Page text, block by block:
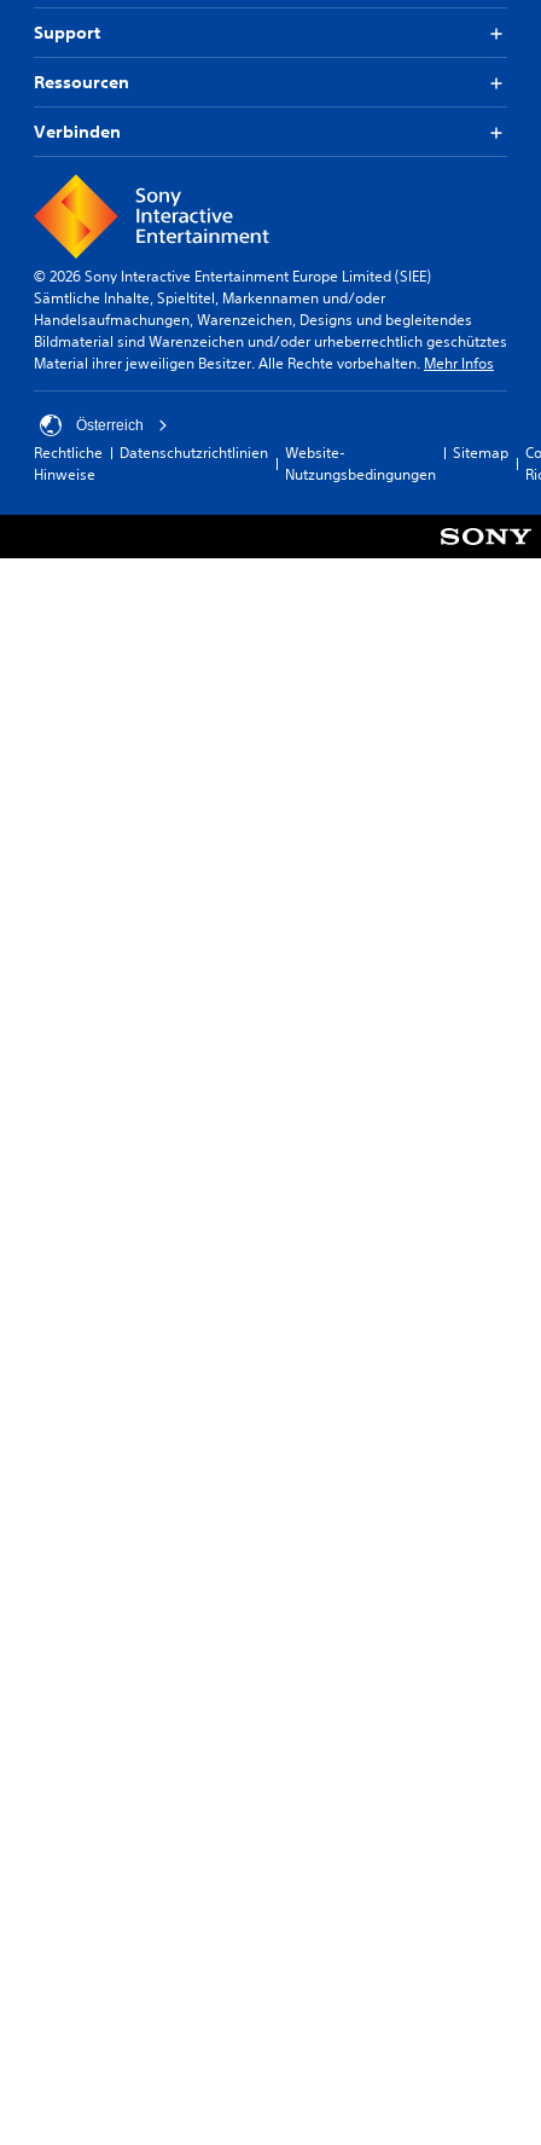
Support
Ressourcen
Verbinden
© 2026 Sony Interactive Entertainment Europe Limited (SIEE)
Sämtliche Inhalte, Spieltitel, Markennamen und/oder
Handelsaufmachungen, Warenzeichen, Designs und begleitendes
Bildmaterial sind Warenzeichen und/oder urheberrechtlich geschütztes
Material ihrer jeweiligen Besitzer. Alle Rechte vorbehalten. Mehr Infos
Österreich
Rechtliche
Hinweise
Datenschutzrichtlinien
Website-
Nutzungsbedingungen
Sitemap